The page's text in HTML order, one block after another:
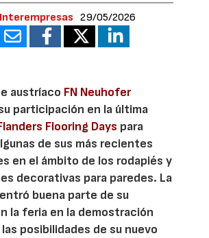
29/05/2026
austríaco FN Neuhofer
participación en la última
Flooring Days para
de sus más recientes
en el ámbito de los rodapiés y
decorativas para paredes. La
buena parte de su
la feria en la demostración
posibilidades de su nuevo